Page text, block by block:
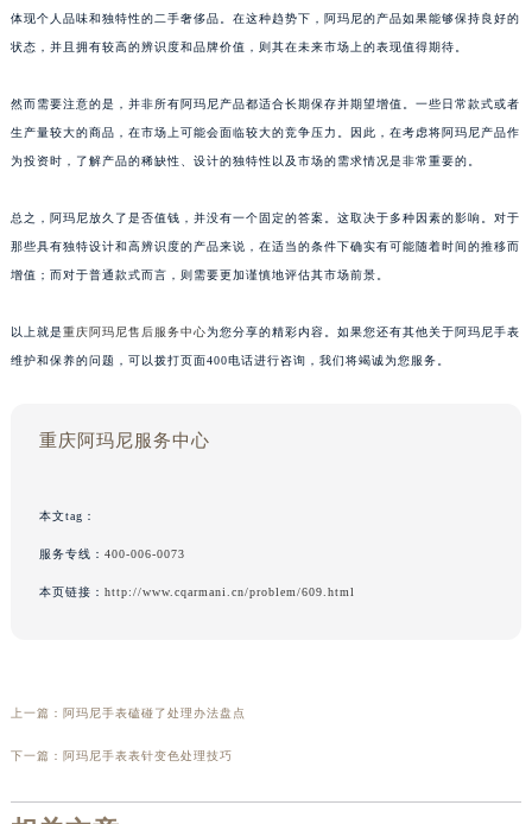
体现个人品味和独特性的二手奢侈品。在这种趋势下，阿玛尼的产品如果能够保持良好的
状态，并且拥有较高的辨识度和品牌价值，则其在未来市场上的表现值得期待。
然而需要注意的是，并非所有阿玛尼产品都适合长期保存并期望增值。一些日常款式或者
生产量较大的商品，在市场上可能会面临较大的竞争压力。因此，在考虑将阿玛尼产品作
为投资时，了解产品的稀缺性、设计的独特性以及市场的需求情况是非常重要的。
总之，阿玛尼放久了是否值钱，并没有一个固定的答案。这取决于多种因素的影响。对于
那些具有独特设计和高辨识度的产品来说，在适当的条件下确实有可能随着时间的推移而
增值；而对于普通款式而言，则需要更加谨慎地评估其市场前景。
以上就是重庆阿玛尼售后服务中心为您分享的精彩内容。如果您还有其他关于阿玛尼手表
维护和保养的问题，可以拨打页面400电话进行咨询，我们将竭诚为您服务。
重庆阿玛尼服务中心
本文tag：
服务专线： 400-006-0073
本页链接： http://www.cqarmani.cn/problem/609.html
上一篇： 阿玛尼手表磕碰了处理办法盘点
下一篇： 阿玛尼手表表针变色处理技巧